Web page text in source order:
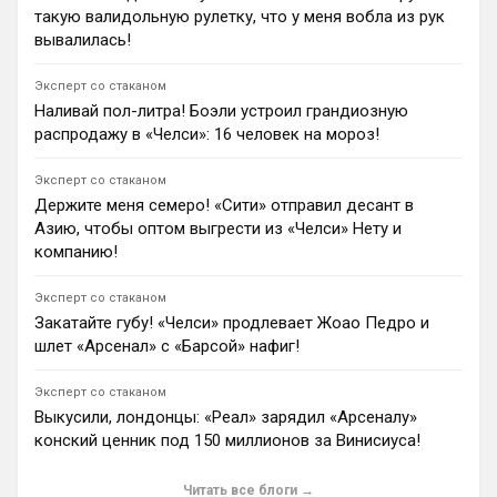
«Манчестер Сити» проявляет интерес к французу, но
отказывается платить такую высокую цену.
Ян Енотаев
«Манчестер Сити» рассматривает трансфер Энцо
Фернандеса на замену уходящему в «Барселону»
оценивает игрока в 120 миллионов фунтов
стерлингов. Аргентинцем также интересуется
мадридский «Реал».
1 15:59
«Арсенал» переключил внимание на Нико Уильямса,
Брэдли Барколя и Илимана Ндиайе после решения
Винисиуса Жуниора продлить контракт с «Реалом».
За 26-летнего лидера «Эвертона» Ндиайе «ириски»
1
Ян Енотаев
«Астон Вилла» ведет переговоры с «Баварией» о
подтвердил интерес к игроку на замену
такую валидольную рулетку, что у меня вобла из рук
вывалилась!
Эксперт со стаканом
Наливай пол-литра! Боэли устроил грандиозную
распродажу в «Челси»: 16 человек на мороз!
Эксперт со стаканом
Держите меня семеро! «Сити» отправил десант в
Азию, чтобы оптом выгрести из «Челси» Нету и
компанию!
Эксперт со стаканом
Закатайте губу! «Челси» продлевает Жоао Педро и
шлет «Арсенал» с «Барсой» нафиг!
Эксперт со стаканом
Выкусили, лондонцы: «Реал» зарядил «Арсеналу»
конский ценник под 150 миллионов за Винисиуса!
Читать все блоги →